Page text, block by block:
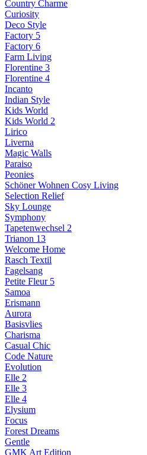
Country Charme
Curiosity
Deco Style
Factory 5
Factory 6
Farm Living
Florentine 3
Florentine 4
Incanto
Indian Style
Kids World
Kids World 2
Lirico
Liverna
Magic Walls
Paraiso
Peonies
Schöner Wohnen Cosy Living
Selection Relief
Sky Lounge
Symphony
Tapetenwechsel 2
Trianon 13
Welcome Home
Rasch Textil
Fagelsang
Petite Fleur 5
Samoa
Erismann
Aurora
Basisvlies
Charisma
Casual Chic
Code Nature
Evolution
Elle 2
Elle 3
Elle 4
Elysium
Focus
Forest Dreams
Gentle
GMK Art Edition